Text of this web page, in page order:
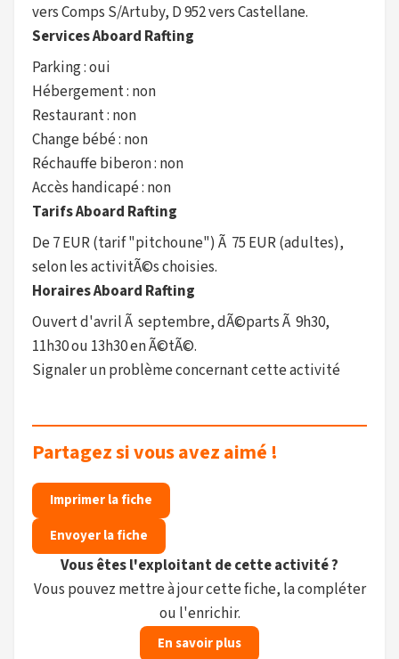
vers Comps S/Artuby, D 952 vers Castellane.
Services Aboard Rafting
Parking : oui
Hébergement : non
Restaurant : non
Change bébé : non
Réchauffe biberon : non
Accès handicapé : non
Tarifs Aboard Rafting
De 7 EUR (tarif "pitchoune") Ã 75 EUR (adultes),
selon les activitÃ©s choisies.
Horaires Aboard Rafting
Ouvert d'avril Ã septembre, dÃ©parts Ã 9h30,
11h30 ou 13h30 en Ã©tÃ©.
Signaler un problème concernant cette activité
Partagez si vous avez aimé !
Imprimer la fiche
Envoyer la fiche
Vous êtes l'exploitant de cette activité ?
Vous pouvez mettre à jour cette fiche, la compléter
ou l'enrichir.
En savoir plus